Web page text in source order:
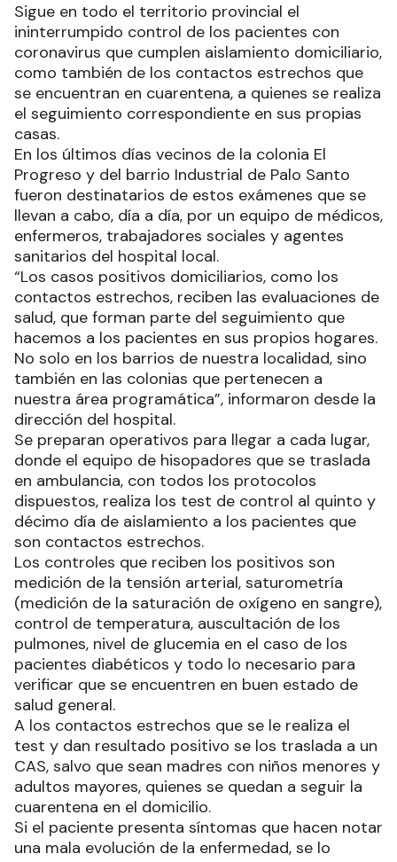
Sigue en todo el territorio provincial el
ininterrumpido control de los pacientes con
coronavirus que cumplen aislamiento domiciliario,
como también de los contactos estrechos que
se encuentran en cuarentena, a quienes se realiza
el seguimiento correspondiente en sus propias
casas.
En los últimos días vecinos de la colonia El
Progreso y del barrio Industrial de Palo Santo
fueron destinatarios de estos exámenes que se
llevan a cabo, día a día, por un equipo de médicos,
enfermeros, trabajadores sociales y agentes
sanitarios del hospital local.
“Los casos positivos domiciliarios, como los
contactos estrechos, reciben las evaluaciones de
salud, que forman parte del seguimiento que
hacemos a los pacientes en sus propios hogares.
No solo en los barrios de nuestra localidad, sino
también en las colonias que pertenecen a
nuestra área programática”, informaron desde la
dirección del hospital.
Se preparan operativos para llegar a cada lugar,
donde el equipo de hisopadores que se traslada
en ambulancia, con todos los protocolos
dispuestos, realiza los test de control al quinto y
décimo día de aislamiento a los pacientes que
son contactos estrechos.
Los controles que reciben los positivos son
medición de la tensión arterial, saturometría
(medición de la saturación de oxígeno en sangre),
control de temperatura, auscultación de los
pulmones, nivel de glucemia en el caso de los
pacientes diabéticos y todo lo necesario para
verificar que se encuentren en buen estado de
salud general.
A los contactos estrechos que se le realiza el
test y dan resultado positivo se los traslada a un
CAS, salvo que sean madres con niños menores y
adultos mayores, quienes se quedan a seguir la
cuarentena en el domicilio.
Si el paciente presenta síntomas que hacen notar
una mala evolución de la enfermedad, se lo